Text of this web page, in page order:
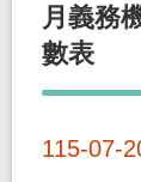
月義務
數表
115-07-